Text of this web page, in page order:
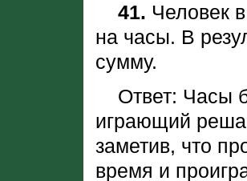
41. Человек
на часы. В
сумму.
Ответ: Часы
играющий
заметив, что
время и